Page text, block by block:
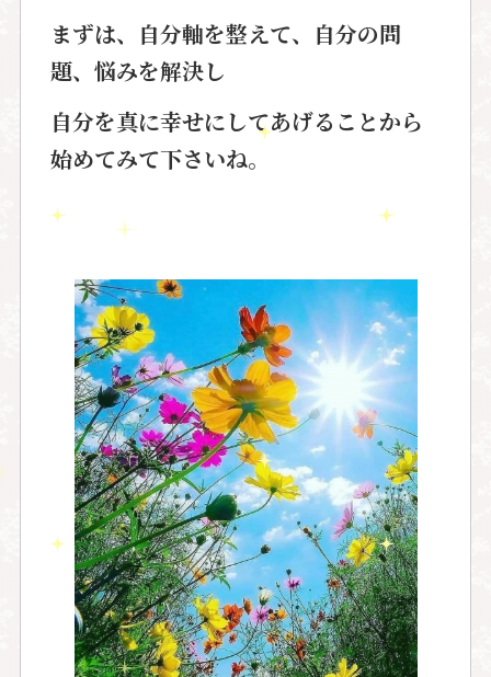
まずは、自分軸を整えて、自分の問
題、悩みを解決し
自分を真に幸せにしてあげることから
始めてみて下さいね。